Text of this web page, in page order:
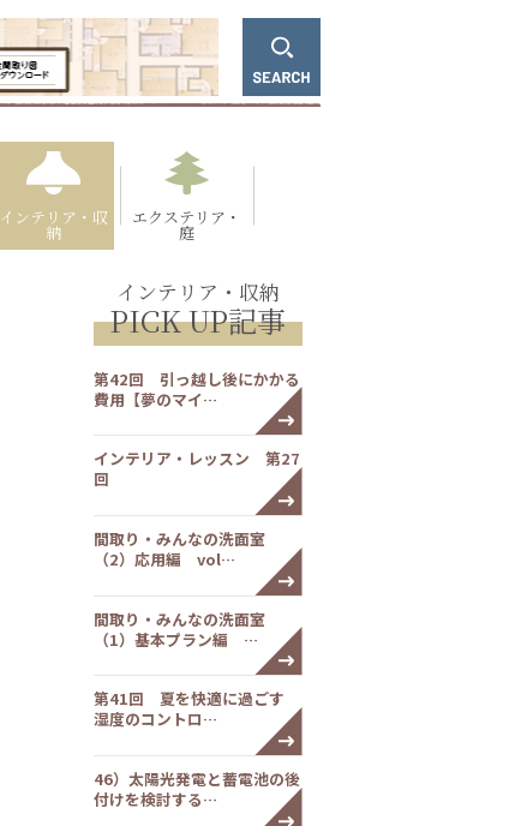
インテリア・収
納
エクステリア・
庭
インテリア・収納
PICK UP記事
第42回 引っ越し後にかかる
費用【夢のマイ…
インテリア・レッスン 第27
回
間取り・みんなの洗面室
（2）応用編 vol…
間取り・みんなの洗面室
（1）基本プラン編 …
第41回 夏を快適に過ごす
湿度のコントロ…
46）太陽光発電と蓄電池の後
付けを検討する…